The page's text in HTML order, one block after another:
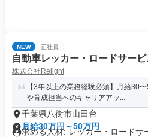
NEW 正社員
自動車レッカー・ロードサー
株式会社Relight
【3年以上の業務経験必須】月給30
や育成担当へのキャリアアッ...
千葉県八街市山田台
月給30万円～50万円
求める人材: レッカー・ロードサ